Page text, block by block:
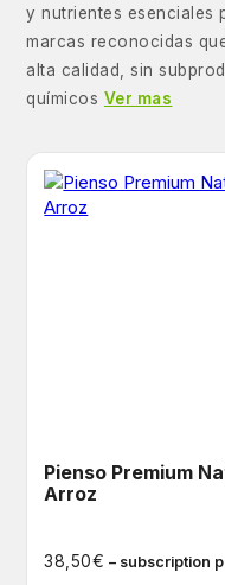
y nutrientes esenciales
marcas reconocidas
alta calidad, sin
químicos Ver mas
Pienso Premium
Arroz
38,50€ – subscription